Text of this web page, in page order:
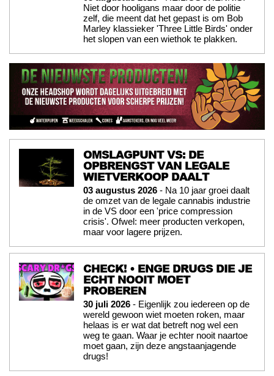
Niet door hooligans maar door de politie
zelf, die meent dat het gepast is om Bob
Marley klassieker 'Three Little Birds' onder
het slopen van een wiethok te plakken.
OMSLAGPUNT VS: DE
OPBRENGST VAN LEGALE
WIETVERKOOP DAALT
03 augustus 2026 - Na 10 jaar groei daalt
de omzet van de legale cannabis industrie
in de VS door een 'price compression
crisis'. Ofwel: meer producten verkopen,
maar voor lagere prijzen.
CHECK! • ENGE DRUGS DIE JE
ECHT NOOIT MOET
PROBEREN
30 juli 2026 - Eigenlijk zou iedereen op de
wereld gewoon wiet moeten roken, maar
helaas is er wat dat betreft nog wel een
weg te gaan. Waar je echter nooit naartoe
moet gaan, zijn deze angstaanjagende
drugs!